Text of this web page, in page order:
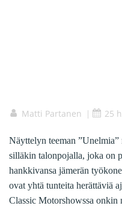
Matti Partanen | 25
Näyttelyn teeman
silläkin talonpojalla, joka on
hankkivansa jämerän
ovat yhtä tunteita herättäviä
Classic Motorshowssa onkin